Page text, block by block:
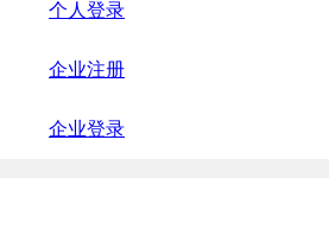
个人登录
企业注册
企业登录